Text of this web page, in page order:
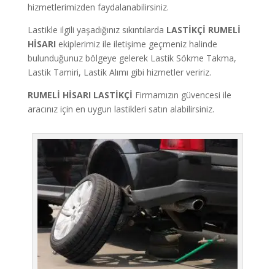
hizmetlerimizden faydalanabilirsiniz.
Lastikle ilgili yaşadığınız sıkıntılarda LASTİKÇİ RUMELİ
HİSARI ekiplerimiz ile iletişime geçmeniz halinde
bulunduğunuz bölgeye gelerek Lastik Sökme Takma,
Lastik Tamiri, Lastik Alımı gibi hizmetler veririz.
RUMELİ HİSARI LASTİKÇİ Firmamızın güvencesi ile
aracınız için en uygun lastikleri satın alabilirsiniz.